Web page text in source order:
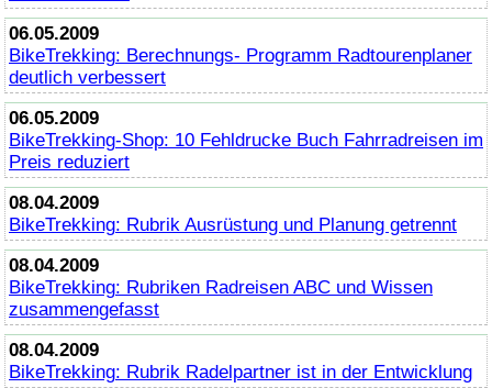
06.05.2009
BikeTrekking: Berechnungs- Programm Radtourenplaner
deutlich verbessert
06.05.2009
BikeTrekking-Shop: 10 Fehldrucke Buch Fahrradreisen im
Preis reduziert
08.04.2009
BikeTrekking: Rubrik Ausrüstung und Planung getrennt
08.04.2009
BikeTrekking: Rubriken Radreisen ABC und Wissen
zusammengefasst
08.04.2009
BikeTrekking: Rubrik Radelpartner ist in der Entwicklung